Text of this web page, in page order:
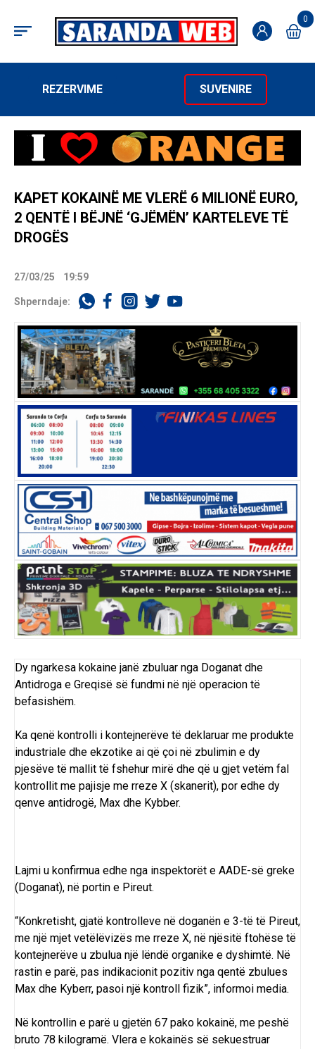
0
REZERVIME SUVENIRE
KAPET KOKAINË ME VLERË 6 MILIONË EURO,
2 QENTË I BËJNË ‘GJËMËN’ KARTELEVE TË
DROGËS
27/03/25 19:59
Shperndaje:
Dy ngarkesa kokaine janë zbuluar nga Doganat dhe
Antidroga e Greqisë së fundmi në një operacion të
befasishëm.
Ka qenë kontrolli i kontejnerëve të deklaruar me produkte
industriale dhe ekzotike ai që çoi në zbulimin e dy
pjesëve të mallit të fshehur mirë dhe që u gjet vetëm fal
kontrollit me pajisje me rreze X (skanerit), por edhe dy
qenve antidrogë, Max dhe Kybber.
Lajmi u konfirmua edhe nga inspektorët e AADE-së greke
(Doganat), në portin e Pireut.
“Konkretisht, gjatë kontrolleve në doganën e 3-të të Pireut,
me një mjet vetëlëvizës me rreze X, në njësitë ftohëse të
kontejnerëve u zbulua një lëndë organike e dyshimtë. Në
rastin e parë, pas indikacionit pozitiv nga qentë zbulues
Max dhe Kyberr, pasoi një kontroll fizik”, informoi media.
Në kontrollin e parë u gjetën 67 pako kokainë, me peshë
bruto 78 kilogramë. Vlera e kokainës së sekuestruar